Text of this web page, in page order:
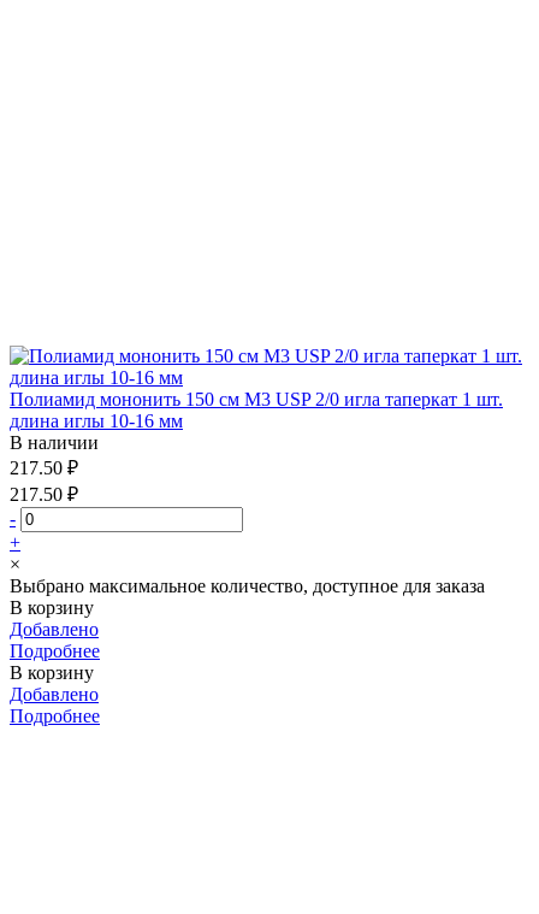
Полиамид мононить 150 см М3 USP 2/0 игла таперкат 1 шт.
длина иглы 10-16 мм
В наличии
217.50 ₽
217.50 ₽
-
+
×
Выбрано максимальное количество, доступное для заказа
В корзину
Добавлено
Подробнее
В корзину
Добавлено
Подробнее